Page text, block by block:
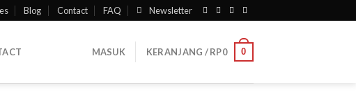
Blog Contact FAQ Newsletter
MASUK KERANJANG /RP0 0